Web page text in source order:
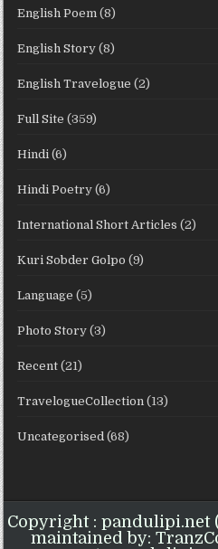
English Poem (8)
English Story (8)
English Travelogue (2)
Full Site (359)
Hindi (6)
Hindi Poetry (6)
International Short Articles (2)
Kuri Sobder Golpo (9)
Language (5)
Photo Story (3)
Recent (21)
TravelogueCollection (13)
Uncategorised (68)
Copyright : pandulipi.net
maintained by: